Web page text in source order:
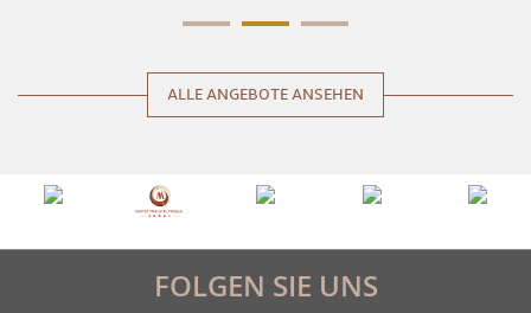
ALLE ANGEBOTE ANSEHEN
FOLGEN SIE UNS